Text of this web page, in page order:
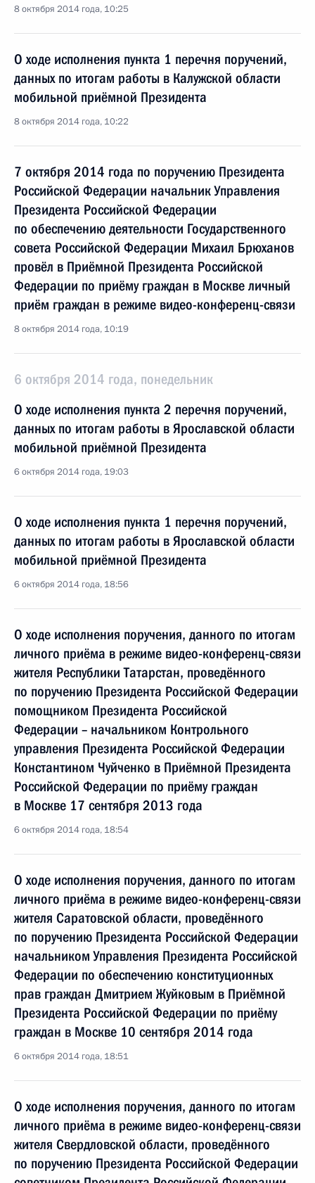
8 октября 2014 года, 10:25
О ходе исполнения пункта 1 перечня поручений,
данных по итогам работы в Калужской области
мобильной приёмной Президента
8 октября 2014 года, 10:22
7 октября 2014 года по поручению Президента
Российской Федерации начальник Управления
Президента Российской Федерации
по обеспечению деятельности Государственного
совета Российской Федерации Михаил Брюханов
провёл в Приёмной Президента Российской
Федерации по приёму граждан в Москве личный
приём граждан в режиме видео-конференц-связи
8 октября 2014 года, 10:19
6 октября 2014 года, понедельник
О ходе исполнения пункта 2 перечня поручений,
данных по итогам работы в Ярославской области
мобильной приёмной Президента
6 октября 2014 года, 19:03
О ходе исполнения пункта 1 перечня поручений,
данных по итогам работы в Ярославской области
мобильной приёмной Президента
6 октября 2014 года, 18:56
О ходе исполнения поручения, данного по итогам
личного приёма в режиме видео-конференц-связи
жителя Республики Татарстан, проведённого
по поручению Президента Российской Федерации
помощником Президента Российской
Федерации – начальником Контрольного
управления Президента Российской Федерации
Константином Чуйченко в Приёмной Президента
Российской Федерации по приёму граждан
в Москве 17 сентября 2013 года
6 октября 2014 года, 18:54
О ходе исполнения поручения, данного по итогам
личного приёма в режиме видео-конференц-связи
жителя Саратовской области, проведённого
по поручению Президента Российской Федерации
начальником Управления Президента Российской
Федерации по обеспечению конституционных
прав граждан Дмитрием Жуйковым в Приёмной
Президента Российской Федерации по приёму
граждан в Москве 10 сентября 2014 года
6 октября 2014 года, 18:51
О ходе исполнения поручения, данного по итогам
личного приёма в режиме видео-конференц-связи
жителя Свердловской области, проведённого
по поручению Президента Российской Федерации